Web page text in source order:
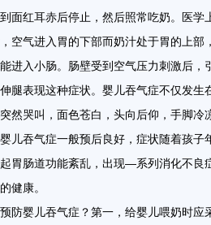
面红耳赤后停止，然后照常吃奶。医学
空气进入胃的下部而奶汁处于胃的上
进入小肠。肠壁受到空气压力刺激后
腿表现这种症状。婴儿吞气症不仅发
然哭叫，面色苍白，头向后仰，手脚冷
儿吞气症一般预后良好，症状随着孩
胃肠道功能紊乱，出现—系列消化不良
健康。
婴儿吞气症？第一，给婴儿喂奶时应